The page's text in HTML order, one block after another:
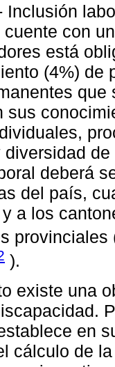
Inclusión
cuente con
está
(4%) de
sus
diversidad
deberá
del país,
a los
).
existe una
en
cálculo de